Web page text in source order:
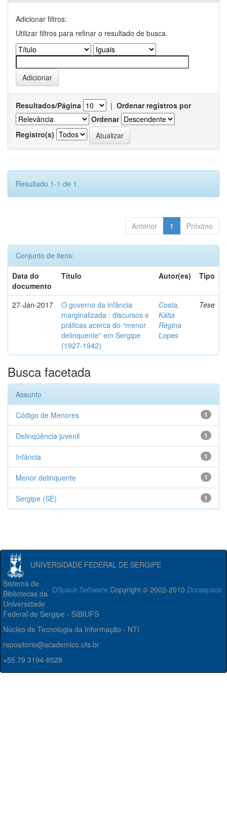
Adicionar filtros:
Utilizar filtros para refinar o resultado de busca.
Resultados/Página | Ordenar registros por
Ordenar
Registro(s)
Resultado 1-1 de 1.
Anterior 1 Próximo
Conjunto de itens:
Data do
documento
Título Autor(es) Tipo
27-Jan-2017
O governo da infância
marginalizada : discursos e
práticas acerca do “menor
delinquente” em Sergipe
(1927-1942)
Costa,
Kátia
Regina
Lopes
Tese
Busca facetada
Assunto
1
Código de Menores
1
Delinqüência juvenil
1
Infância
1
Menor delinquente
1
Sergipe (SE)
UNIVERSIDADE FEDERAL DE SERGIPE
DSpace Software Copyright © 2002-2010 Duraspace
Sistema de
Bibliotecas da
Universidade
Federal de Sergipe - SIBIUFS
Núcleo de Tecnologia da Informação - NTI
repositorio@academico.ufs.br
+55 79 3194-6528